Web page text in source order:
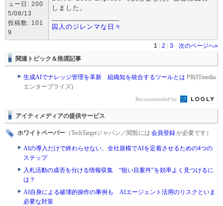
ュー日: 200
5/08/13
投稿数: 101
9
しました。
囚人のジレンマな日々
1 2 3
次のページへ»
関連トピック＆推奨記事
生成AIでナレッジ管理を革新 組織知を統合するツールとは PR(ITmedia
エンタープライズ)
Recommended by
アイティメディアの提供サービス
ホワイトペーパー （TechTargetジャパン／閲覧には 会員登録が必要です）
AIの導入だけで終わらせない、全社規模でAIを定着させるための4つの
ステップ
入札活動の成否を分ける情報収集 “狙い目案件”を効率よく見つけるに
は？
AI自身による破壊的操作の事例も AIエージェント活用のリスクといま
必要な対策